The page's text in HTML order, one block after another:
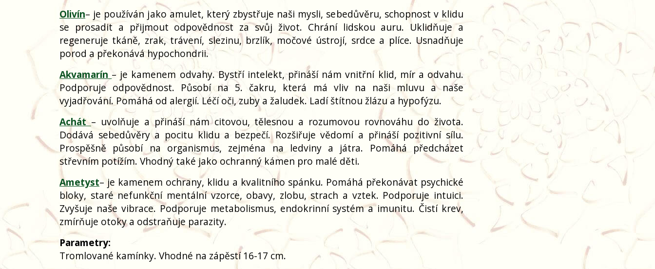
Olivín– je používán jako amulet, který zbystřuje naši mysli, sebedůvěru, schopnost v klidu
se prosadit a přijmout odpovědnost za svůj život. Chrání lidskou auru. Uklidňuje a
regeneruje tkáně, zrak, trávení, slezinu, brzlík, močové ústrojí, srdce a plíce. Usnadňuje
porod a překonává hypochondrii.
Akvamarín – je kamenem odvahy. Bystří intelekt, přináší nám vnitřní klid, mír a odvahu.
Podporuje odpovědnost. Působí na 5. čakru, která má vliv na naši mluvu a naše
vyjadřování. Pomáhá od alergií. Léčí oči, zuby a žaludek. Ladí štítnou žlázu a hypofýzu.
Achát– uvolňuje a přináší nám citovou, tělesnou a rozumovou rovnováhu do života.
Dodává sebedůvěry a pocitu klidu a bezpečí. Rozšiřuje vědomí a přináší pozitivní sílu.
Prospěšně působí na organismus, zejména na ledviny a játra. Pomáhá předcházet
střevním potížím. Vhodný také jako ochranný kámen pro malé děti.
Ametyst– je kamenem ochrany, klidu a kvalitního spánku. Pomáhá překonávat psychické
bloky, staré nefunkční mentální vzorce, obavy, zlobu, strach a vztek. Podporuje intuici.
Zvyšuje naše vibrace. Podporuje metabolismus, endokrinní systém a imunitu. Čistí krev,
zmírňuje otoky a odstraňuje parazity.
Parametry:
Tromlované kamínky. Vhodné na zápěstí 16-17 cm.